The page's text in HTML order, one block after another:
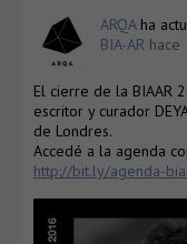
ARQAha
BIA-AR hace
El cierre de la BIAAR
escritor y curador
de Londres.
Accedé a la agenda
http://bit.ly/agenda-